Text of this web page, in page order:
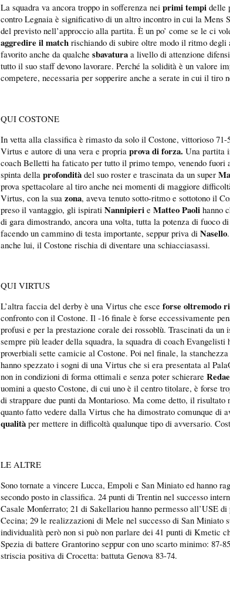
La squadra va ancora troppo in sofferenza nei primi tempi delle
contro Legnaia è significativo di un altro incontro in cui la Mens
del previsto nell’approccio alla partita. È un po’ come se le ci
aggredire il match rischiando di subire oltre modo il ritmo degli
favorito anche da qualche sbavatura a livello di attenzione
tutto il suo staff devono lavorare. Perché la solidità è un valore
competere, necessaria per sopperire anche a serate in cui il tiro
QUI COSTONE
In vetta alla classifica è rimasto da solo il Costone, vittorioso 71-
Virtus e autore di una vera e propria prova di forza. Una partita
coach Belletti ha faticato per tutto il primo tempo, venendo fuori
spinta della profondità del suo roster e trascinata da un super
prova spettacolare al tiro anche nei momenti di maggiore
Virtus, con la sua zona, aveva tenuto sotto-ritmo e sottotono il
preso il vantaggio, gli ispirati Nannipieri e Matteo Paoli hanno
di gara dimostrando, ancora una volta, tutta la potenza di fuoco
facendo un cammino di testa importante, seppur priva di Nasello
anche lui, il Costone rischia di diventare una schiacciasassi.
QUI VIRTUS
L’altra faccia del derby è una Virtus che esce forse oltremodo
confronto con il Costone. Il -16 finale è forse eccessivamente
profusi e per la prestazione corale dei rossoblù. Trascinati da un
sempre più leader della squadra, la squadra di coach Evangelisti
proverbiali sette camicie al Costone. Poi nel finale, la
hanno spezzato i sogni di una Virtus che si era presentata al
non in condizioni di forma ottimali e senza poter schierare
uomini a questo Costone, di cui uno è il centro titolare, è forse
di strappare due punti da Montarioso. Ma come detto, il risultato
quanto fatto vedere dalla Virtus che ha dimostrato comunque di
qualità per mettere in difficoltà qualunque tipo di avversario.
LE ALTRE
Sono tornate a vincere Lucca, Empoli e San Miniato ed hanno
secondo posto in classifica. 24 punti di Trentin nel successo
Casale Monferrato; 21 di Sakellariou hanno permesso all’USE di
Cecina; 29 le realizzazioni di Mele nel successo di San Miniato
individualità però non si può non parlare dei 41 punti di Kmetic
Spezia di battere Grantorino seppur con uno scarto minimo: 87-
striscia positiva di Crocetta: battuta Genova 83-74.